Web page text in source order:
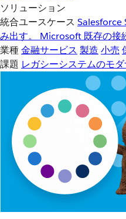
ソリューション
統合ユースケース Salesforce
み出す。
Microsoft 既存の接
業種金融サービス 製造 小売
課題 レガシーシステムのモ